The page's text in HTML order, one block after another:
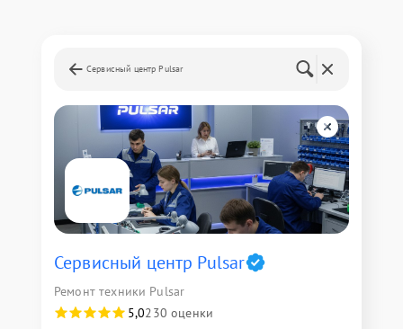
Сервисный центр Pulsar
Сервисный центр Pulsar
Ремонт техники Pulsar
5,0230 оценки